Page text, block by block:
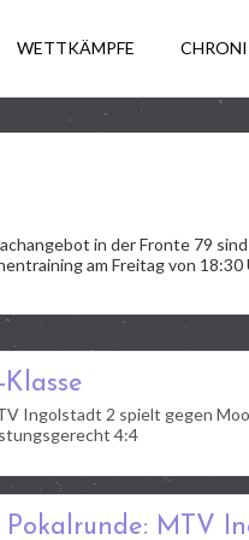
WETTKÄMPFE
in der Fronte 79
am Freitag von 18:30
Klasse
Ingolstadt 2 spielt gegen
4:4
Pokalrunde: MTV